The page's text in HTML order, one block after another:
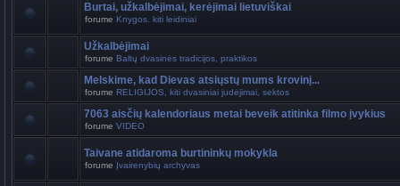
Burtai, užkalbėjimai, kerėjimai lietuviškai
forume Knygos. kiti leidiniai
Užkalbėjimai
forume Baltų dvasinės tradicijos, praktikos
Melskime, kad Dievas atsiųstų mums krovinį...
forume RELIGIJOS, kiti dvasiniai judėjimai, sektos
7063 aisčių kalendoriaus metai beveik atitinka filmo įvykius
forume VIDEO
Taivane atidaroma burtininkų mokykla
forume Įvairenybių archyvas